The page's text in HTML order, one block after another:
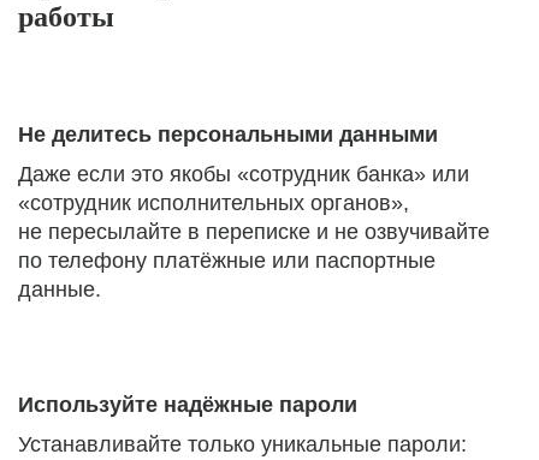
работы
Не делитесь персональными данными
Даже если это якобы «сотрудник банка» или
«сотрудник исполнительных органов»,
не пересылайте в переписке и не озвучивайте
по телефону платёжные или паспортные
данные.
Используйте надёжные пароли
Устанавливайте только уникальные пароли: